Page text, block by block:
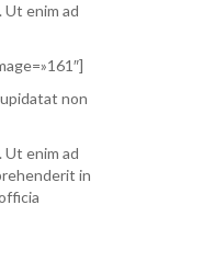
enim ad
non
enim ad
in